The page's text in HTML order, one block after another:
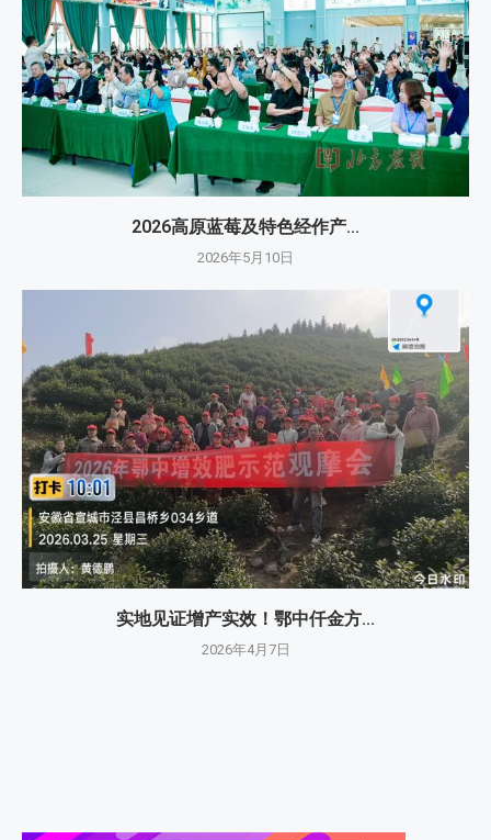
2026高原蓝莓及特色经作产...
2026年5月10日
实地见证增产实效！鄂中仟金方...
2026年4月7日